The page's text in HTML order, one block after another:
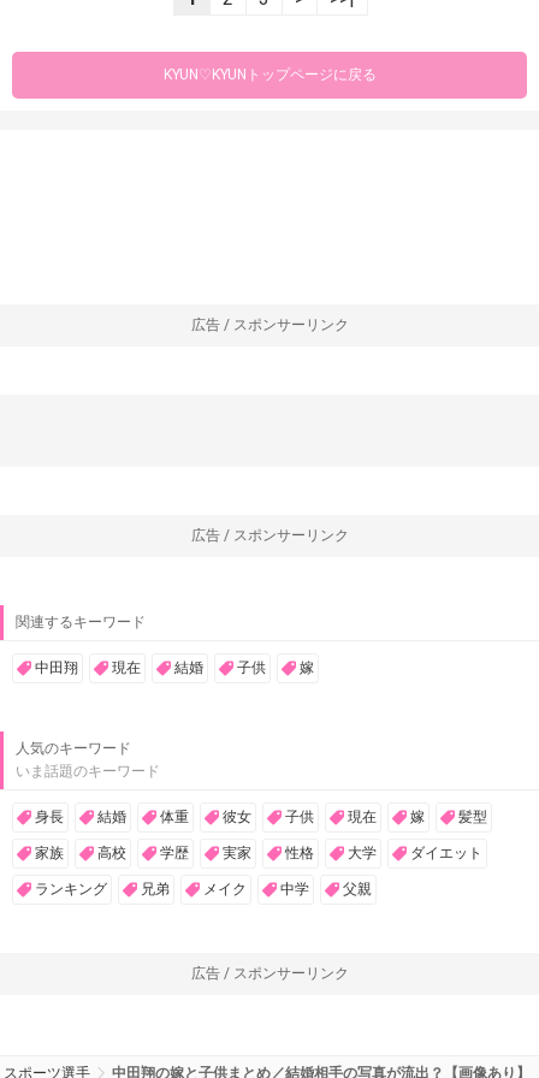
KYUN♡KYUNトップページに戻る
広告 / スポンサーリンク
広告 / スポンサーリンク
関連するキーワード
中田翔 現在 結婚 子供 嫁
人気のキーワード
いま話題のキーワード
身長 結婚 体重 彼女 子供 現在 嫁 髪型
家族 高校 学歴 実家 性格 大学 ダイエット
ランキング 兄弟 メイク 中学 父親
広告 / スポンサーリンク
スポーツ選手 中田翔の嫁と子供まとめ／結婚相手の写真が流出？【画像あり】